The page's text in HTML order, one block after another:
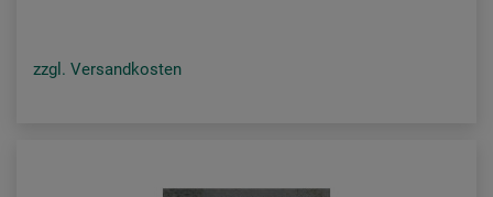
zzgl. Versandkosten